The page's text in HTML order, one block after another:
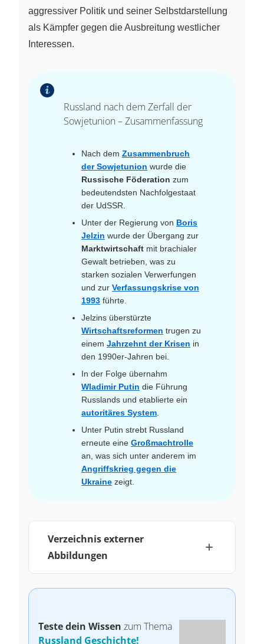
aggressiver Politik und seiner Selbstdarstellung
als Kämpfer gegen die Ausbreitung westlicher
Interessen.
Russland nach dem Zerfall der
Sowjetunion – Zusammenfassung
Nach dem Zusammenbruch
der Sowjetunion wurde die
Russische Föderation zum
bedeutendsten Nachfolgestaat
der UdSSR.
Unter der Regierung von Boris
Jelzin wurde der Übergang zur
Marktwirtschaft mit brachialer
Gewalt betrieben, was zu
starken sozialen Verwerfungen
und zur Verfassungskrise von
1993 führte.
Jelzins überstürzte
Wirtschaftsreformen trugen zu
einem Jahrzehnt der Krisen in
den 1990er-Jahren bei.
In der Folge übernahm
Wladimir Putin die Führung
Russlands und etablierte ein
autoritäres System
Unter Putin strebt Russland
erneute eine Großmachtrolle
an, was sich unter anderem im
Angriffskrieg gegen die
Ukraine zeigt.
Verzeichnis externer
Abbildungen
Teste dein Wissen zum Thema
Russland Geschichte!